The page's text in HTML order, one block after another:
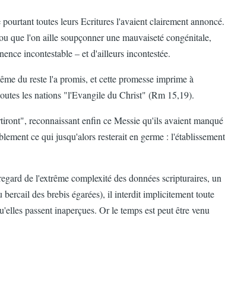
toutes leurs Ecritures l'avaient clairement annoncé.
que l'on aille soupçonner une mauvaiseté congénitale,
incontestable – et d'ailleurs incontestée.
du reste l'a promis, et cette promesse imprime à
les nations "l'Evangile du Christ" (Rm 15,19).
reconnaissant enfin ce Messie qu'ils avaient manqué
ce qui jusqu'alors resterait en germe : l'établissement
de l'extrême complexité des données scripturaires, un
des brebis égarées), il interdit implicitement toute
passent inaperçues. Or le temps est peut être venu